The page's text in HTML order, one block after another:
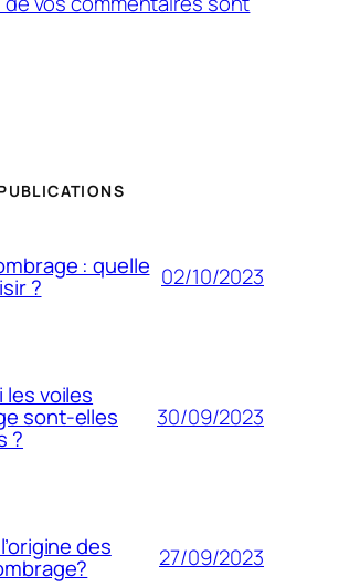
: quelle
? 02/10/2023
les voiles
sont-elles
?
30/09/2023
des 27/09/2023